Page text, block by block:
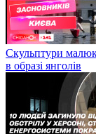
Скульптури
в образі янголів